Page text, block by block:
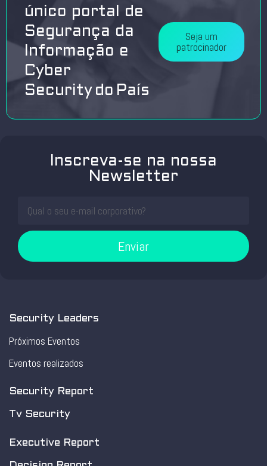
único portal de
Segurança da
Informação e
Cyber
Security do País
Seja um
patrocinador
Inscreva-se na nossa
Newsletter
Enviar
Security Leaders
Próximos Eventos
Eventos realizados
Security Report
Tv Security
Executive Report